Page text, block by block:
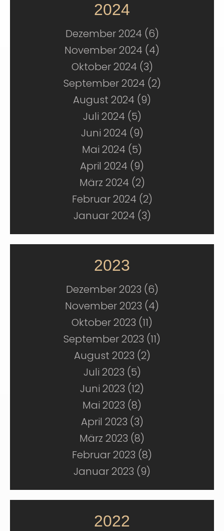
2024
Dezember 2024 (6)
November 2024 (4)
Oktober 2024 (3)
September 2024 (2)
August 2024 (9)
Juli 2024 (5)
Juni 2024 (9)
Mai 2024 (5)
April 2024 (9)
März 2024 (2)
Februar 2024 (2)
Januar 2024 (3)
2023
Dezember 2023 (6)
November 2023 (4)
Oktober 2023 (11)
September 2023 (11)
August 2023 (2)
Juli 2023 (5)
Juni 2023 (12)
Mai 2023 (8)
April 2023 (3)
März 2023 (8)
Februar 2023 (8)
Januar 2023 (9)
2022